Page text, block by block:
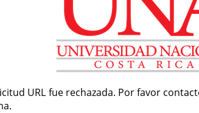
URL fue rechazada. Por favor